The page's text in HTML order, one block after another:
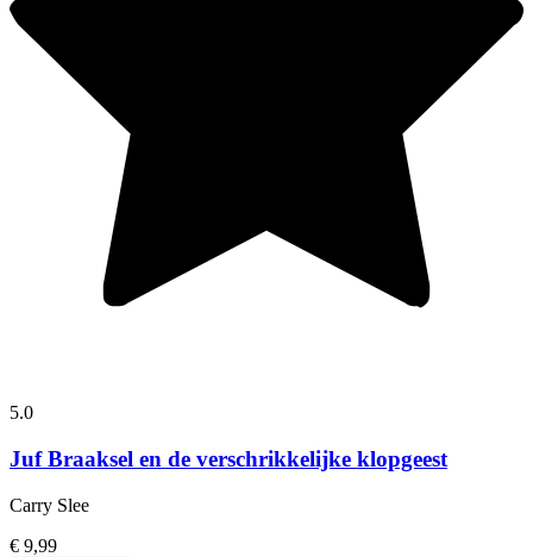
5.0
Juf Braaksel en de verschrikkelijke klopgeest
Carry Slee
€ 9,99